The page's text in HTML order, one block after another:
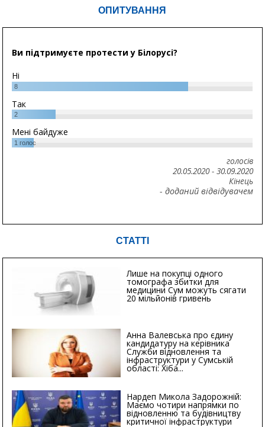
ОПИТУВАННЯ
Ви підтримуєте протести у Білорусі?
Ні
8
Так
2
Мені байдуже
1 голос
голосів
20.05.2020- 30.09.2020
Кінець
- доданий відвідувачем
СТАТТІ
Лише на покупці одного
томографа збитки для
медицини Сум можуть сягати
20 мільйонів гривень
Анна Валевська про єдину
кандидатуру на керівника
Служби відновлення та
інфраструктури у Сумській
області: Хіба...
Нардеп Микола Задорожній:
Маємо чотири напрямки по
відновленню та будівництву
критичної інфраструктури